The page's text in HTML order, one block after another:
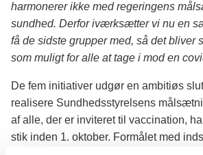
harmonerer ikke med regeringens
sundhed. Derfor iværksætter vi nu en
få de sidste grupper med, så det bliver
som muligt for alle at tage i mod en
De fem initiativer udgør en ambitiøs
realisere Sundhedsstyrelsens
af alle, der er inviteret til vaccination,
stik inden 1. oktober. Formålet med